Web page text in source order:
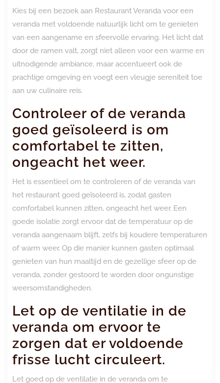
Kies bij een bezoek aan Restaurant Veranda voor een
veranda met voldoende natuurlijk licht om te genieten
van een aangename en sfeervolle ervaring. Het licht dat
door de ramen valt, zorgt niet alleen voor een warme en
uitnodigende ambiance, maar accentueert ook de
prachtige omgeving en voegt een vleugje sereniteit toe
aan uw culinaire reis.
Controleer of de veranda
goed geïsoleerd is om
comfortabel te zitten,
ongeacht het weer.
Het is essentieel om te controleren of de veranda van
het restaurant goed geïsoleerd is, zodat gasten
comfortabel kunnen zitten, ongeacht het weer. Een
goede isolatie zorgt ervoor dat de temperatuur op de
veranda aangenaam blijft, zelfs bij koudere temperaturen
of warm weer. Op die manier kunnen gasten optimaal
genieten van hun maaltijd en de gezellige sfeer op de
veranda, zonder gestoord te worden door ongunstige
weersomstandigheden.
Let op de ventilatie in de
veranda om ervoor te
zorgen dat er voldoende
frisse lucht circuleert.
Let goed op de ventilatie in de veranda om te